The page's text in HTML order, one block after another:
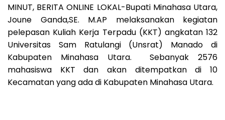
MINUT, BERITA ONLINE LOKAL-Bupati Minahasa Utara,
Joune Ganda,SE. M.AP melaksanakan kegiatan
pelepasan Kuliah Kerja Terpadu (KKT) angkatan 132
Universitas Sam Ratulangi (Unsrat) Manado di
Kabupaten Minahasa Utara. Sebanyak 2576
mahasiswa KKT dan akan ditempatkan di 10
Kecamatan yang ada di Kabupaten Minahasa Utara.